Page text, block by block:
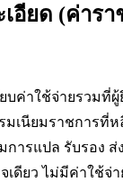
อียด (ค่ารา
บค่าใช้จ่ายรวมที่
เนียมราชการที่ห
การแปล รับรอง ส่
ดียว ไม่มีค่าใช้จ่า